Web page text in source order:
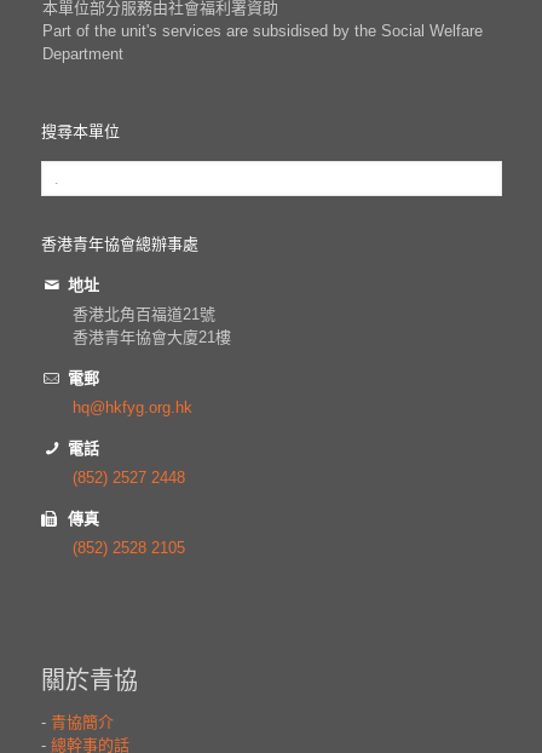
本單位部分服務由社會福利署資助
Part of the unit's services are subsidised by the Social Welfare
Department
搜尋本單位
香港青年協會總辦事處
地址
香港北角百福道21號
香港青年協會大廈21樓
電郵
hq@hkfyg.org.hk
電話
(852) 2527 2448
傳真
(852) 2528 2105